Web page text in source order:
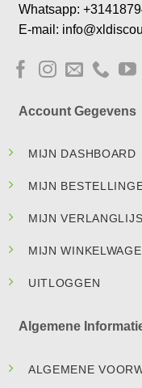
Whatsapp:
E-mail:
Account Gegevens
MIJN DASHBOARD
MIJN
MIJN
MIJN
UITLOGGEN
Algemene
ALGEMENE